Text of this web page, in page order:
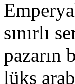
sınırlı
pazarın
lüks